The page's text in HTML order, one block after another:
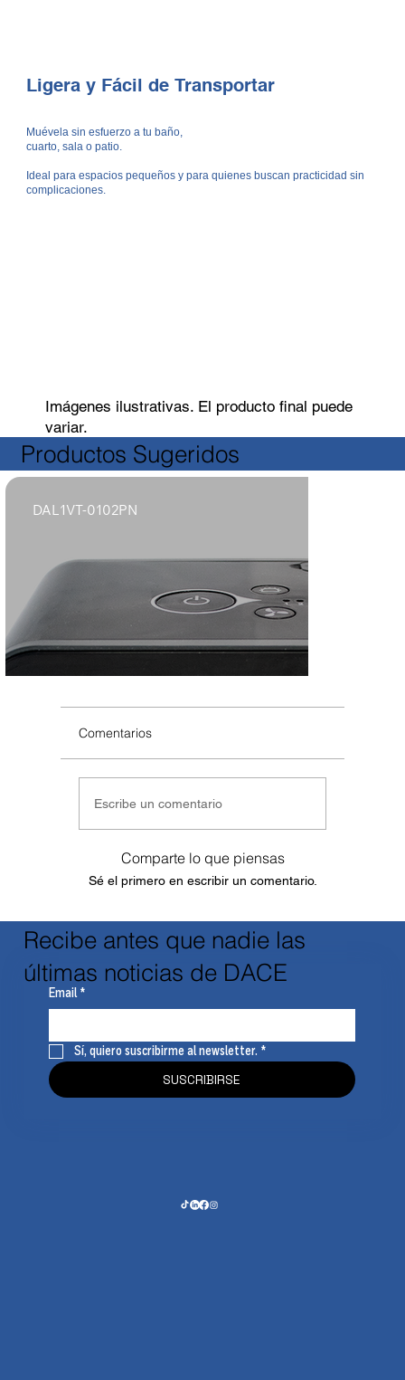
Ligera y Fácil de Transportar
Muévela sin esfuerzo a tu baño,
cuarto, sala o patio.
Ideal para espacios pequeños y para quienes buscan practicidad sin
complicaciones.
Imágenes ilustrativas. El producto final puede
variar.
Productos Sugeridos
DAL1VT-0102PN
Comentarios
Escribe un comentario
Comparte lo que piensas
Sé el primero en escribir un comentario.
Recibe antes que nadie las
últimas noticias de DACE
Email *
Sí, quiero suscribirme al newsletter. *
SUSCRIBIRSE